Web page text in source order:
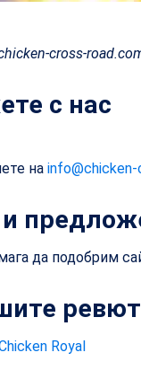
cross-
с нас
на
да подобрим
Royal